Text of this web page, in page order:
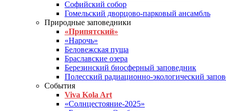
Софийский собор
Гомельский дворцово-парковый ансамбль
Природные заповедники
«Припятский»
«Нарочь»
Беловежская пуща
Браславские озера
Березинский биосферный заповедник
Полесский радиационно-экологический
События
Viva Kola Art
«Солнцестояние-2025»